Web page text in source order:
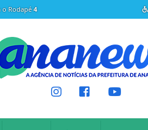
o Rodapé4